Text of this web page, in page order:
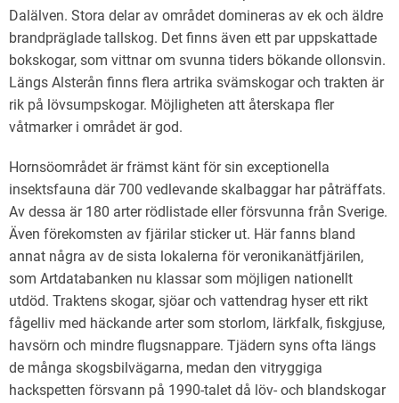
Dalälven. Stora delar av området domineras av ek och äldre
brandpräglade tallskog. Det finns även ett par uppskattade
bokskogar, som vittnar om svunna tiders bökande ollonsvin.
Längs Alsterån finns flera artrika svämskogar och trakten är
rik på lövsumpskogar. Möjligheten att återskapa fler
våtmarker i området är god.
Hornsöområdet är främst känt för sin exceptionella
insektsfauna där 700 vedlevande skalbaggar har påträffats.
Av dessa är 180 arter rödlistade eller försvunna från Sverige.
Även förekomsten av fjärilar sticker ut. Här fanns bland
annat några av de sista lokalerna för veronikanätfjärilen,
som Artdatabanken nu klassar som möjligen nationellt
utdöd. Traktens skogar, sjöar och vattendrag hyser ett rikt
fågelliv med häckande arter som storlom, lärkfalk, fiskgjuse,
havsörn och mindre flugsnappare. Tjädern syns ofta längs
de många skogsbilvägarna, medan den vitryggiga
hackspetten försvann på 1990-talet då löv- och blandskogar